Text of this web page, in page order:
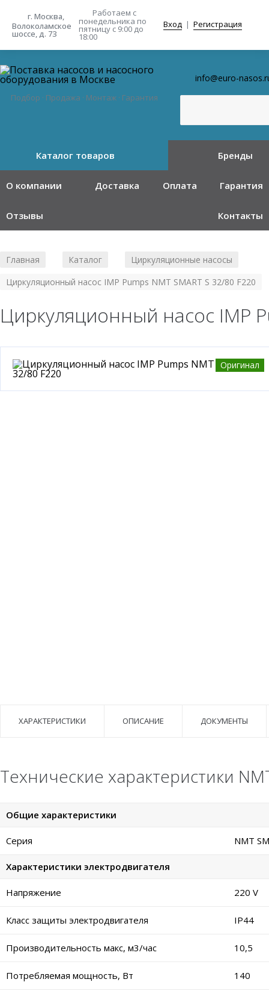
г. Москва,
Волоколамское
шоссе, д. 73
Работаем с
понедельника по
пятницу с 9:00 до
18:00
Вход | Регистрация
Подбор · Продажа · Монтаж · Гарантия
info@euro-
Каталог товаров Бренды
О компании Доставка Оплата Гарантия
Отзывы Контакты
Главная Каталог Циркуляционные насосы
Циркуляционный насос IMP Pumps NMT SMART S 32/80 F220
Циркуляционный насос IMP
Оригинал
ХАРАКТЕРИСТИКИ ОПИСАНИЕ ДОКУМЕНТЫ
Технические характеристики
Общие характеристики
Серия NMT
Характеристики электродвигателя
Напряжение 220 V
Класс защиты электродвигателя IP44
Производительность макс, м3/час 10,5
Потребляемая мощность, Вт 140